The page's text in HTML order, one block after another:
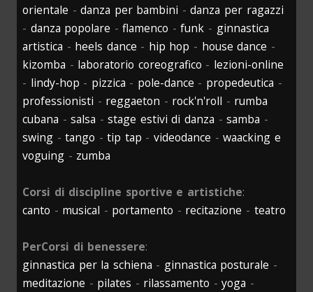
orientale -danza per bambini -danza per ragazzi
- danza popolare -flamenco -funk - ginnastica
artistica - heels dance - hip hop - house dance -
kizomba - laboratorio coreografico - lezioni-online
- lindy-hop - pizzica - pole-dance - propedeutica -
professionisti - reggaeton - rock'n'roll - rumba
cubana -salsa -stage estivi di danza -samba -
swing -tango -tip tap -videodance -waacking e
voguing - zumba
Corsi di discipline sportive e artistiche:
canto - musical - portamento - recitazione - teatro
PerCorsi di benessere:
ginnastica per la schiena - ginnastica posturale -
meditazione - pilates - rilassamento -yoga -